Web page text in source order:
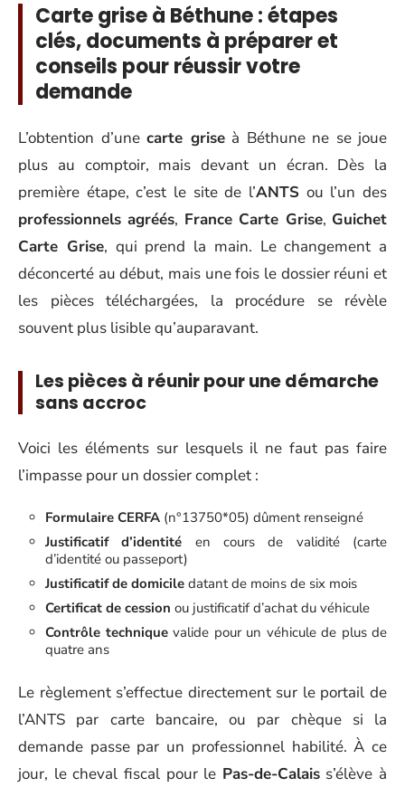
Carte grise à Béthune : étapes
clés, documents à préparer et
conseils pour réussir votre
demande
L’obtention d’une carte griseà Béthune ne se joue
plus au comptoir, mais devant un écran. Dès la
première étape, c’est le site de l’ANTS ou l’un des
professionnels agréés, France Carte Grise, Guichet
Carte Grise, qui prend la main. Le changement a
déconcerté au début, mais une fois le dossier réuni et
les pièces téléchargées, la procédure se révèle
souvent plus lisible qu’auparavant.
Les pièces à réunir pour une démarche
sans accroc
Voici les éléments sur lesquels il ne faut pas faire
l’impasse pour un dossier complet :
Formulaire CERFA (n°13750*05) dûment renseigné
Justificatif d’identité en cours de validité (carte
d’identité ou passeport)
Justificatif de domicile datant de moins de six mois
Certificat de cession ou justificatif d’achat du véhicule
Contrôle techniquevalide pour un véhicule de plus de
quatre ans
Le règlement s’effectue directement sur le portail de
l’ANTS par carte bancaire, ou par chèque si la
demande passe par un professionnel habilité. À ce
jour, le cheval fiscal pour le Pas-de-Calaiss’élève à